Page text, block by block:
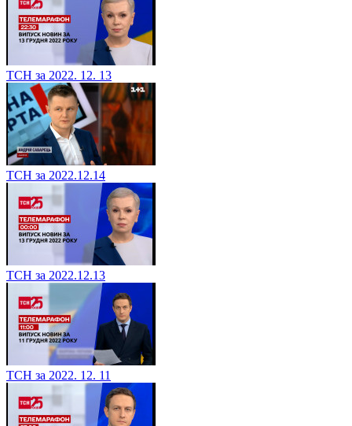
ТСН за 2022. 12. 13
ТСН за 2022.12.14
ТСН за 2022.12.13
ТСН за 2022. 12. 11